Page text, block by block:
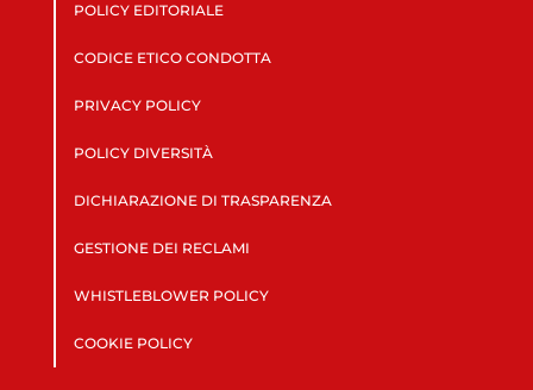
POLICY EDITORIALE
CODICE ETICO CONDOTTA
PRIVACY POLICY
POLICY DIVERSITÀ
DICHIARAZIONE DI TRASPARENZA
GESTIONE DEI RECLAMI
WHISTLEBLOWER POLICY
COOKIE POLICY